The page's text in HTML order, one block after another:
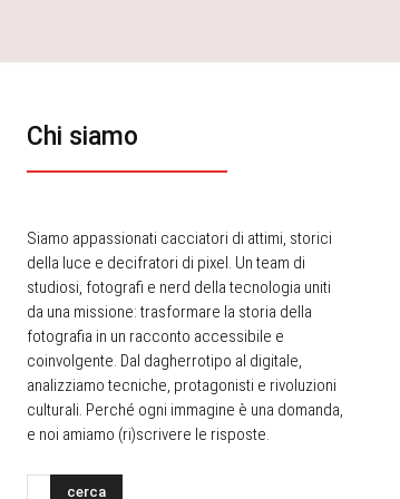
Chi siamo
Siamo appassionati cacciatori di attimi, storici
della luce e decifratori di pixel. Un team di
studiosi, fotografi e nerd della tecnologia uniti
da una missione: trasformare la storia della
fotografia in un racconto accessibile e
coinvolgente. Dal dagherrotipo al digitale,
analizziamo tecniche, protagonisti e rivoluzioni
culturali. Perché ogni immagine è una domanda,
e noi amiamo (ri)scrivere le risposte.
cerca